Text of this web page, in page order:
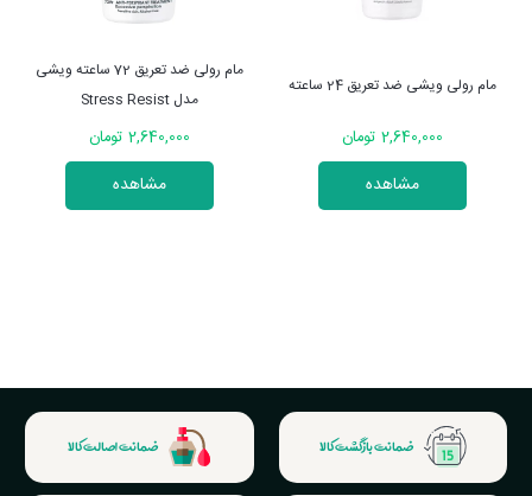
مدل Stress Resist
2,640,000 تومان
مشاهده
مام رولی ویشی ضد تعریق قوی 48
ساعته مردانه
موجود نیست
مشاهده
ضمانت بازگشت کالا ضمانت اصالت کالا